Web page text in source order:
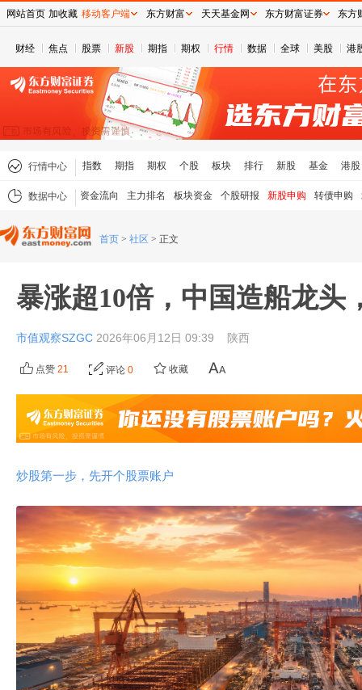
财经 焦点 股票 新股 期指 期权 行情 数据 全球 美股 港
行情中心 指数 期指 期权 个股 板块 排行 新股 基金 港股
数据中心 资金流向 主力排名 板块资金 个股研报 新股申购 转债申购
首页 > 社区 > 正文
暴涨超10倍，中国造船龙头
市值观察SZGC 2026年06月12日 09:39 陕西
点赞 21 评论 0 收藏
炒股第一步，先开个股票账户
网站首页 加收藏 移动客户端 东方财富 天天基金网 东方财富证券 东方